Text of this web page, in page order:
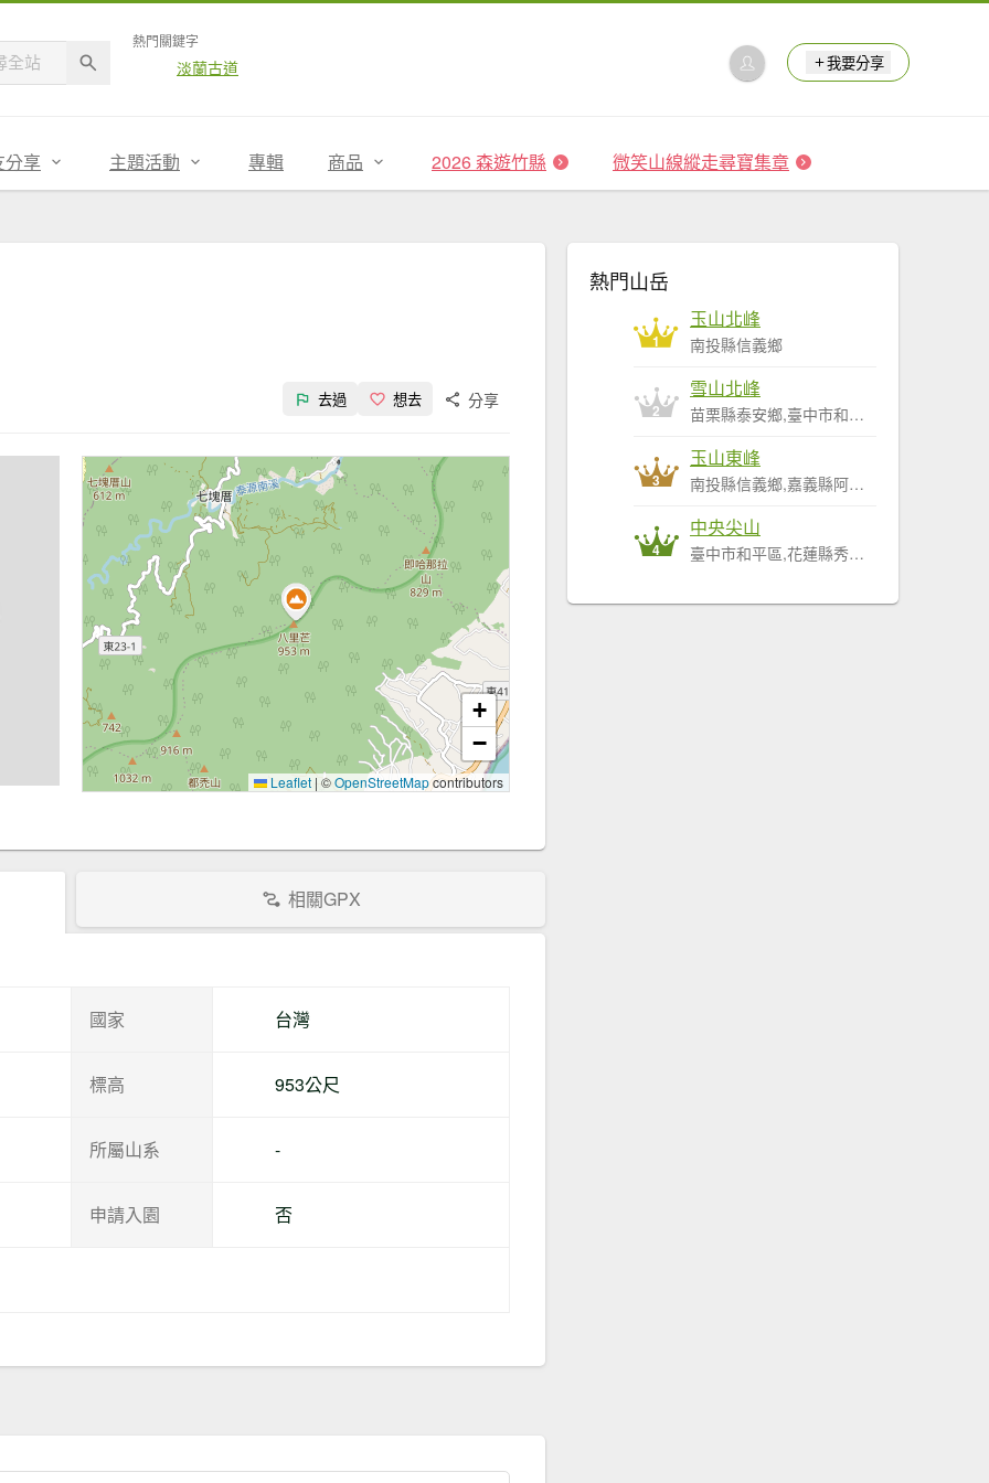
熱門關鍵字
淡蘭古道 我要分享
分享 主題活動 專輯 商品 2026 森遊竹縣 微笑山線縱走尋寶集章
去過 想去 分享
+
−
Leaflet | ©OpenStreetMapcontributors
相關GPX
國家 台灣
標高 953公尺
所屬山系 -
申請入園 否
熱門山岳
1
玉山北峰
南投縣信義鄉
2
雪山北峰
苗栗縣泰安鄉,臺中市和平區
3
玉山東峰
南投縣信義鄉,嘉義縣阿里山鄉
4
中央尖山
臺中市和平區,花蓮縣秀林鄉